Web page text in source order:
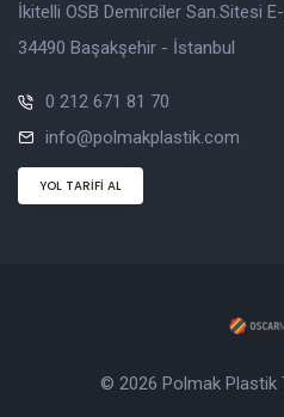
İkitelli OSB Demirciler San.Sitesi
34490 Başakşehir - İstanbul
0 212 671 81 70
info@polmakplastik.com
YOL TARİFİ AL
© 2026 Polmak Plastik